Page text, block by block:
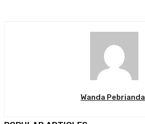
Wanda Pebrianda